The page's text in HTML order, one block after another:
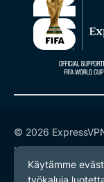
© 2026
Yksityisyyskäytäntö
Palveluehdot